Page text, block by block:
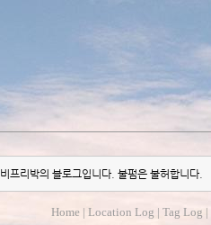
비프리박의 블로그입니다. 불펌은 불허합니다.
Home | Location Log | Tag Log |